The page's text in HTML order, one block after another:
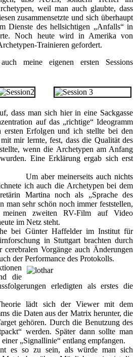
weil man auch glaubte, dass
zusammensetzte und sich überhaupt
Dienste des hellsichtigen „Anfalls“ in
Noch heute wird in Amerika von
Trainieren gefordert.
meine eigenen ersten Sessions
dass man sich hier in eine Sackgasse
auf das „richtige“ Ideogramm
ersten Erfolgen und ich stellte bei den
mir lernte, fest, dass die Qualität des
wenn die Archetypen am Anfang
Eine Erklärung ergab sich erst
Um aber meinerseits auch nichts
ich auch die Archetypen bei dem
Martina noch als „Sprache des
man sehr schön noch immer feststellen,
zweiten RV-Film auf Video
im Netz steht.
bei Günter Haffelder im Institut für
in Stuttgart brachten durch
cerebralen Vorgänge auch Änderungen
der Performance des Protokolls.
die
erledigten als erstes die
lädt sich der Viewer mit dem
die Daten aus der Matrix herunter, die
gehören. Durch die Benutzung des
werden. Später dann sollte man
„Signallinie“ entlang empfangen.
es so zu sein, als würde man sich